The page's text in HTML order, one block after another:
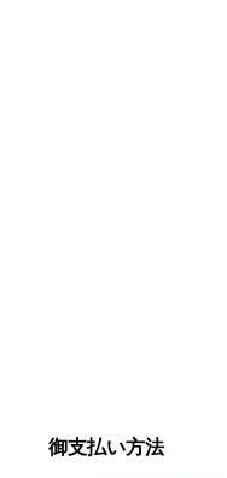
御支払い方法